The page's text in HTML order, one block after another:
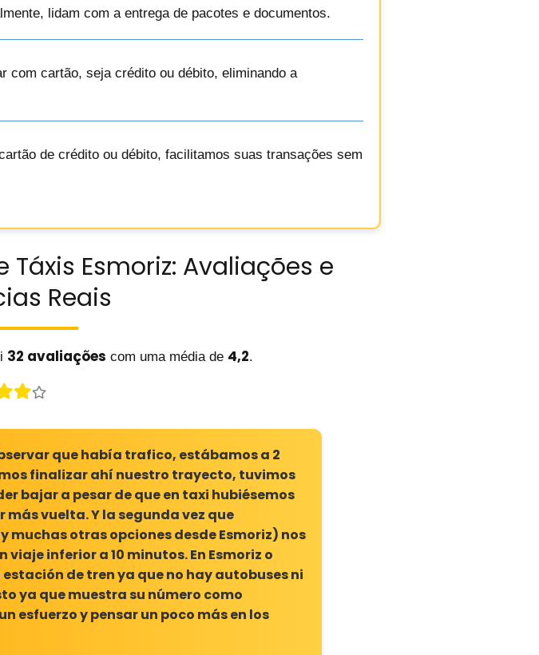
lidam com a entrega de pacotes e documentos.
com cartão, seja crédito ou débito, eliminando a
de crédito ou débito, facilitamos suas transações sem
Esmoriz: Avaliações e
Reais
32 avaliações com uma média de 4,2.
que había trafico, estábamos a 2
finalizar ahí nuestro trayecto, tuvimos
bajar a pesar de que en taxi hubiésemos
vuelta. Y la segunda vez que
otras opciones desde Esmoriz) nos
inferior a 10 minutos. En Esmoriz o
de tren ya que no hay autobuses ni
ya que muestra su número como
esfuerzo y pensar un poco más en los